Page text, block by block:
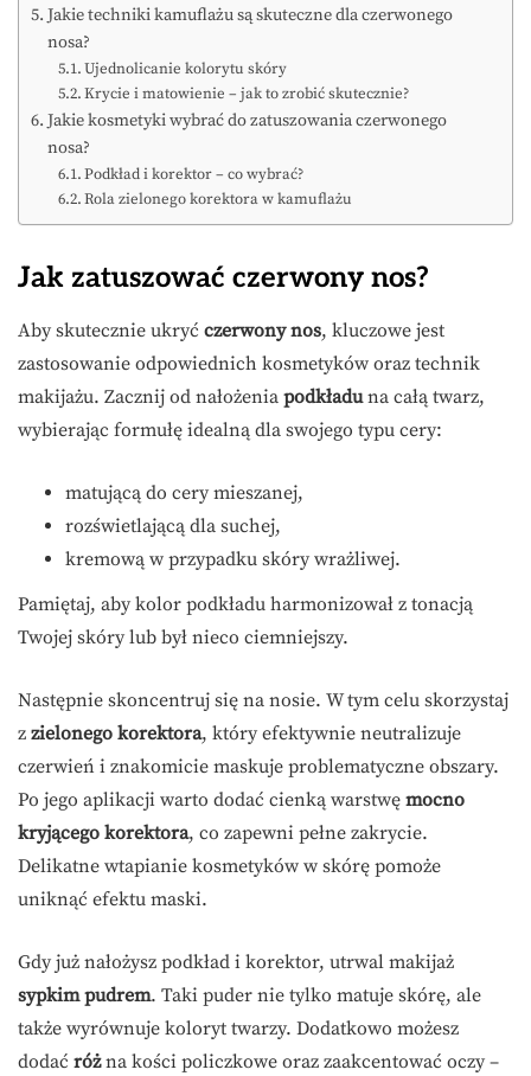
Jakie techniki kamuflażu są skuteczne dla czerwonego
nosa?
Ujednolicanie kolorytu skóry
Krycie i matowienie – jak to zrobić skutecznie?
Jakie kosmetyki wybrać do zatuszowania czerwonego
nosa?
Podkład i korektor – co wybrać?
Rola zielonego korektora w kamuflażu
Jak zatuszować czerwony nos?
Aby skutecznie ukryć czerwony nos, kluczowe jest
zastosowanie odpowiednich kosmetyków oraz technik
makijażu. Zacznij od nałożenia podkładuna całą twarz,
wybierając formułę idealną dla swojego typu cery:
matującą do cery mieszanej,
rozświetlającą dla suchej,
kremową w przypadku skóry wrażliwej.
Pamiętaj, aby kolor podkładu harmonizował z tonacją
Twojej skóry lub był nieco ciemniejszy.
Następnie skoncentruj się na nosie. W tym celu skorzystaj
z zielonego korektora, który efektywnie neutralizuje
czerwień i znakomicie maskuje problematyczne obszary.
Po jego aplikacji warto dodać cienką warstwę mocno
kryjącego korektora, co zapewni pełne zakrycie.
Delikatne wtapianie kosmetyków w skórę pomoże
uniknąć efektu maski.
Gdy już nałożysz podkład i korektor, utrwal makijaż
sypkim pudrem. Taki puder nie tylko matuje skórę, ale
także wyrównuje koloryt twarzy. Dodatkowo możesz
dodać różna kości policzkowe oraz zaakcentować oczy –